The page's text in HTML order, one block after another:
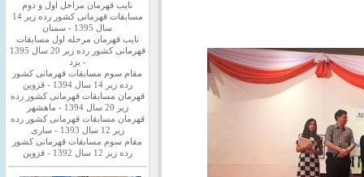
نایب قهرمان مراحل اول و دوم
مسابقات قهرمانی کشور رده زیر 14
سال 1395 - سمنان
نایب قهرمان مرحله اول مسابقات
قهرمانی کشور رده زیر 20 سال 1395
- یزد
مقام سوم مسابقات قهرمانی کشور
رده زیر 14 سال 1394 - قزوین
قهرمان مسابقات قهرمانی کشور رده
زیر 20 سال 1394 - ماهشهر
قهرمان مسابقات قهرمانی کشور رده
زیر 12 سال 1393 - ساری
مقام سوم مسابقات قهرمانی کشور
رده زیر 12 سال 1392 - قزوین